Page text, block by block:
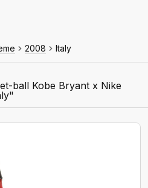
2008 Italy
ball Kobe Bryant x Nike